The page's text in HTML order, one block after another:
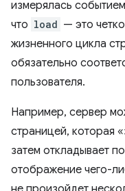
измерялась событием
что load — это
жизненного цикла
обязательно
пользователя.
Например, сервер
страницей, которая
затем откладывает
отображение чего-